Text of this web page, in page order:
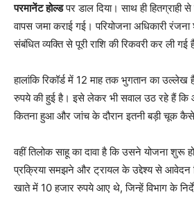
परमानेंट होल्डपर डाल दिया। साथ ही हितग्राही
वापस जमा कराई गई। परियोजना अधिकारी रंजना
संबंधित व्यक्ति से पूरी राशि की रिकवरी कर ली गई
हालांकि रिकॉर्ड में 12 माह तक भुगतान का उल्लेख
रुपये की हुई है। इसे लेकर भी सवाल उठ रहे हैं कि
कितना हुआ और जांच के दौरान इतनी बड़ी चूक कैसे
वहीं तिलोक साहू का दावा है कि उसने योजना शुरू
प्रक्रिया समझने और ट्रायल के उद्देश्य से
खाते में 10 हजार रुपये आए थे, जिन्हें विभाग के